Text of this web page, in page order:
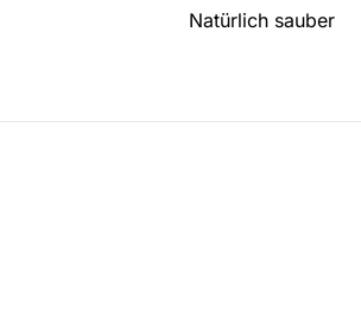
Natürlich sauber